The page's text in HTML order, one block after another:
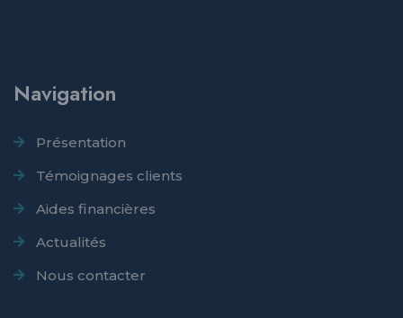
Navigation
Présentation
Témoignages clients
Aides financières
Actualités
Nous contacter